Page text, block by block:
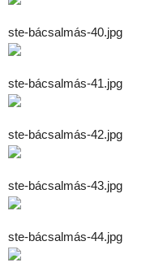
ste-bácsalmás-40.jpg
ste-bácsalmás-41.jpg
ste-bácsalmás-42.jpg
ste-bácsalmás-43.jpg
ste-bácsalmás-44.jpg